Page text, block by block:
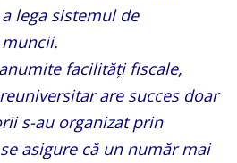
lega sistemul de
facilități fiscale,
are succes doar
s-au organizat prin
asigure că un număr mai